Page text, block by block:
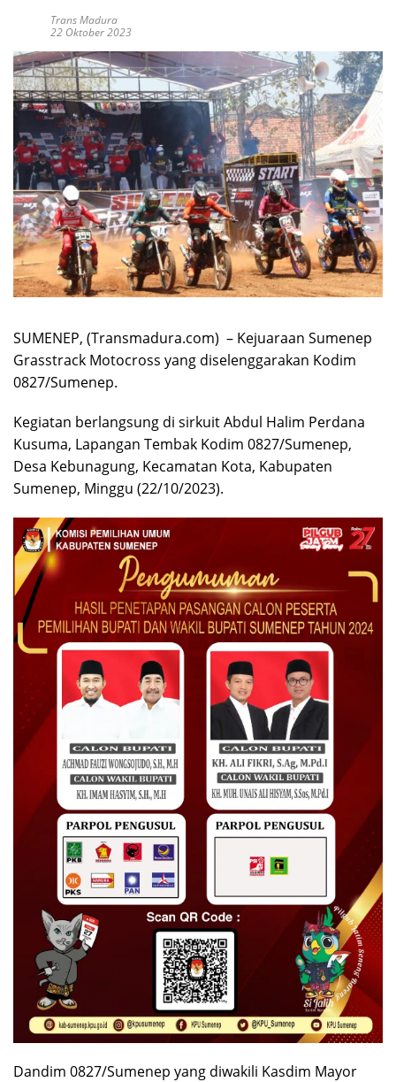
Trans Madura
22 Oktober 2023
SUMENEP, (Transmadura.com) – Kejuaraan Sumenep
Grasstrack Motocross yang diselenggarakan Kodim
0827/Sumenep.
Kegiatan berlangsung di sirkuit Abdul Halim Perdana
Kusuma, Lapangan Tembak Kodim 0827/Sumenep,
Desa Kebunagung, Kecamatan Kota, Kabupaten
Sumenep, Minggu (22/10/2023).
Dandim 0827/Sumenep yang diwakili Kasdim Mayor